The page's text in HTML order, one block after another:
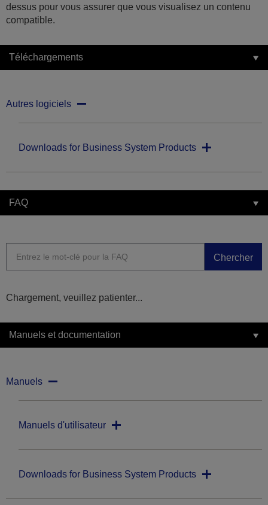
dessus pour vous assurer que vous visualisez un contenu
compatible.
Téléchargements
Autres logiciels
Downloads for Business System Products
FAQ
Chercher
Chargement, veuillez patienter...
Manuels et documentation
Manuels
Manuels d'utilisateur
Downloads for Business System Products